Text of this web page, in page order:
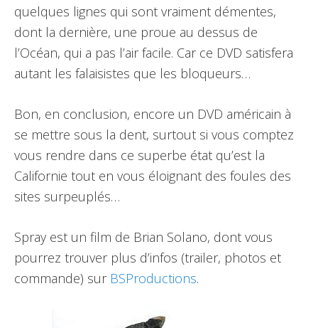
quelques lignes qui sont vraiment démentes,
dont la dernière, une proue au dessus de
l’Océan, qui a pas l’air facile. Car ce DVD satisfera
autant les falaisistes que les bloqueurs…
Bon, en conclusion, encore un DVD américain à
se mettre sous la dent, surtout si vous comptez
vous rendre dans ce superbe état qu’est la
Californie tout en vous éloignant des foules des
sites surpeuplés…
Spray est un film de Brian Solano, dont vous
pourrez trouver plus d’infos (trailer, photos et
commande) sur BSProductions.